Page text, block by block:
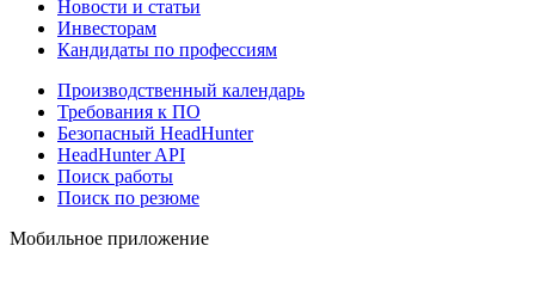
Новости и статьи
Инвесторам
Кандидаты по профессиям
Производственный календарь
Требования к ПО
Безопасный HeadHunter
HeadHunter API
Поиск работы
Поиск по резюме
Мобильное приложение